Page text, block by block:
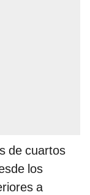
de cuartos
los
a